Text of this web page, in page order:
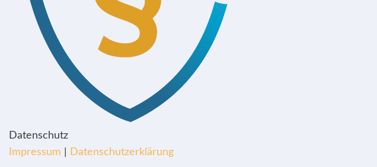
Datenschutz
Impressum
Datenschutzerklärung